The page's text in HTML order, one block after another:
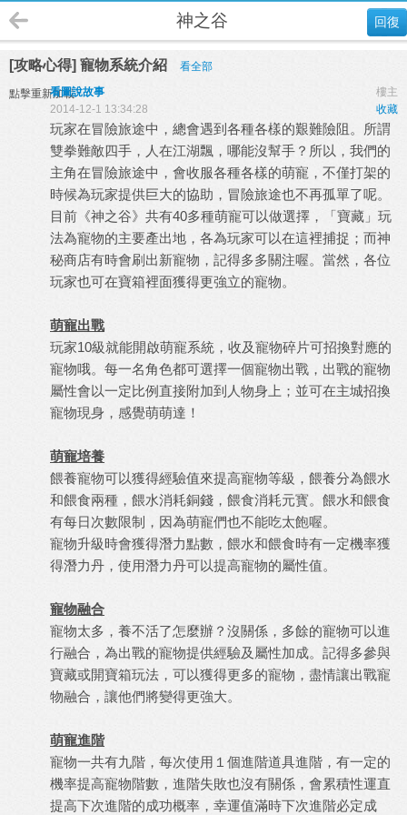
回復
神之谷
[攻略心得] 寵物系統介紹 看全部
點擊重新加載 樓主
看圖說故事
收藏
2014-12-1 13:34:28
玩家在冒險旅途中，總會遇到各種各樣的艱難險阻。所謂
雙拳難敵四手，人在江湖飄，哪能沒幫手？所以，我們的
主角在冒險旅途中，會收服各種各樣的萌寵，不僅打架的
時候為玩家提供巨大的協助，冒險旅途也不再孤單了呢。
目前《神之谷》共有40多種萌寵可以做選擇，「寶藏」玩
法為寵物的主要產出地，各為玩家可以在這裡捕捉；而神
秘商店有時會刷出新寵物，記得多多關注喔。當然，各位
玩家也可在寶箱裡面獲得更強立的寵物。
萌寵出戰
玩家10級就能開啟萌寵系統，收及寵物碎片可招換對應的
寵物哦。每一名角色都可選擇一個寵物出戰，出戰的寵物
屬性會以一定比例直接附加到人物身上；並可在主城招換
寵物現身，感覺萌萌達！
萌寵培養
餵養寵物可以獲得經驗值來提高寵物等級，餵養分為餵水
和餵食兩種，餵水消耗銅錢，餵食消耗元寳。餵水和餵食
有每日次數限制，因為萌寵們也不能吃太飽喔。
寵物升級時會獲得潛力點數，餵水和餵食時有一定機率獲
得潛力丹，使用潛力丹可以提高寵物的屬性值。
寵物融合
寵物太多，養不活了怎麼辦？沒關係，多餘的寵物可以進
行融合，為出戰的寵物提供經驗及屬性加成。記得多參與
寶藏或開寶箱玩法，可以獲得更多的寵物，盡情讓出戰寵
物融合，讓他們將變得更強大。
萌寵進階
寵物一共有九階，每次使用１個進階道具進階，有一定的
機率提高寵物階數，進階失敗也沒有關係，會累積性運直
提高下次進階的成功概率，幸運值滿時下次進階必定成